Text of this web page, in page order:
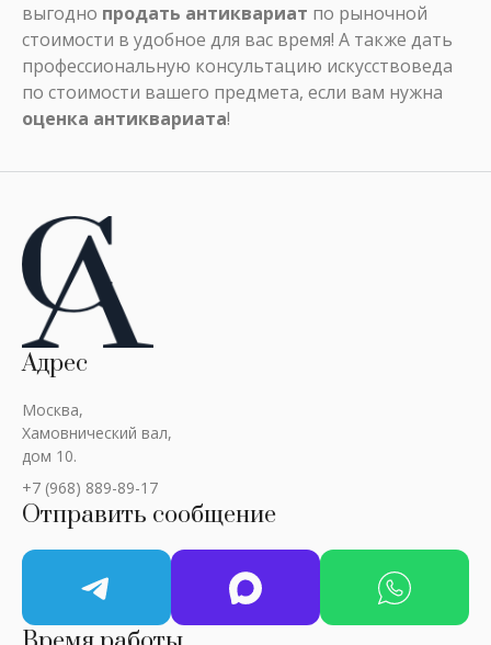
выгодно продать антиквариат по рыночной
стоимости в удобное для вас время! А также дать
профессиональную консультацию искусствоведа
по стоимости вашего предмета, если вам нужна
оценка антиквариата!
Адрес
Москва,
Хамовнический вал,
дом 10.
+7 (968) 889-89-17
Отправить сообщение